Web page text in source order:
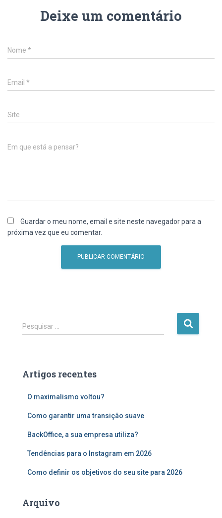
Deixe um comentário
Nome *
Email *
Site
Em que está a pensar?
Guardar o meu nome, email e site neste navegador para a
próxima vez que eu comentar.
P
e
i
Pesquisar …
Artigos recentes
O maximalismo voltou?
Como garantir uma transição suave
BackOffice, a sua empresa utiliza?
Tendências para o Instagram em 2026
Como definir os objetivos do seu site para 2026
Arquivo